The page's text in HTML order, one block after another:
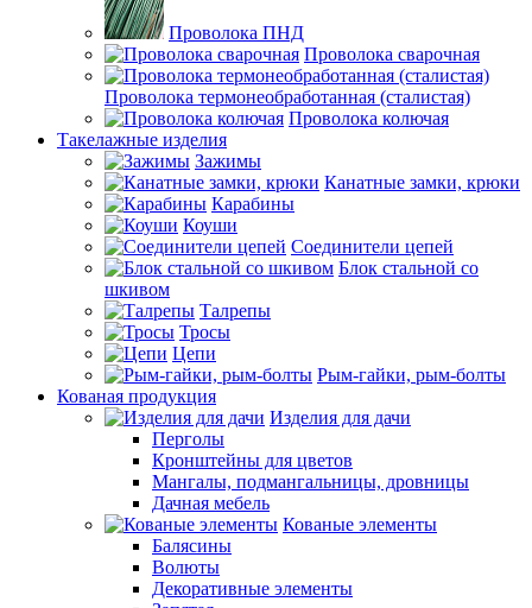
Проволока ПНД
Проволока сварочная
Проволока термонеобработанная (сталистая)
Проволока колючая
Такелажные изделия
Зажимы
Канатные замки, крюки
Карабины
Коуши
Соединители цепей
Блок стальной со
шкивом
Талрепы
Тросы
Цепи
Рым-гайки, рым-болты
Кованая продукция
Изделия для дачи
Перголы
Кронштейны для цветов
Мангалы, подмангальницы, дровницы
Дачная мебель
Кованые элементы
Балясины
Волюты
Декоративные элементы